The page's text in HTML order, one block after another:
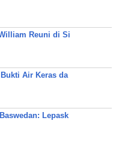
Reuni di Si
Air Keras da
Lepask